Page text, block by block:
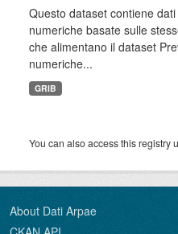
Questo dataset contiene
numeriche basate sulle
che alimentano il dataset
numeriche...
GRIB
You can also access this registry
About Dati Arpae